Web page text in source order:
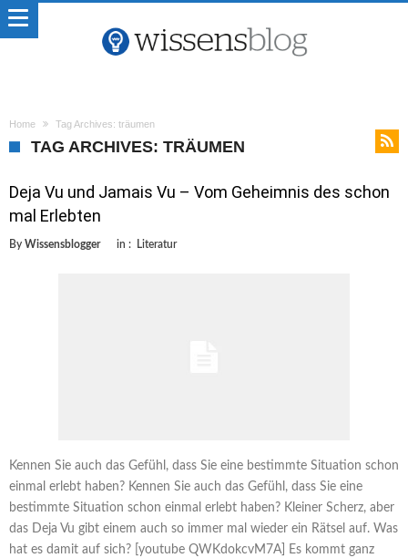
Home Tag Archives: träumen
TAG ARCHIVES: TRÄUMEN
Deja Vu und Jamais Vu – Vom Geheimnis des schon
mal Erlebten
By Wissensblogger in : Literatur
Kennen Sie auch das Gefühl, dass Sie eine bestimmte Situation schon
einmal erlebt haben? Kennen Sie auch das Gefühl, dass Sie eine
bestimmte Situation schon einmal erlebt haben? Kleiner Scherz, aber
das Deja Vu gibt einem auch so immer mal wieder ein Rätsel auf. Was
hat es damit auf sich? [youtube QWKdokcvM7A] Es kommt ganz